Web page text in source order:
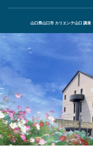
山口県山口市 カリエンテ山口 講